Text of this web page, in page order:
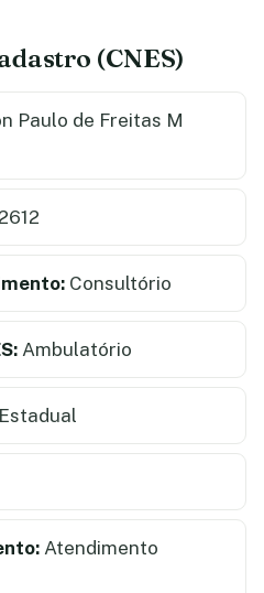
(CNES)
Paulo de Freitas M
Consultório
Ambulatório
Estadual
Atendimento